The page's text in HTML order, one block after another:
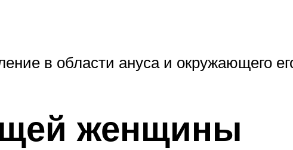
в области ануса и окружающего
женщины